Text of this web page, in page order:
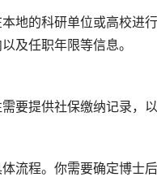
地的科研单位或高校进
及任职年限等信息。
要提供社保缴纳记录，
流程。你需要确定博士